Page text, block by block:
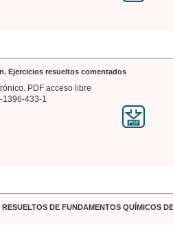
Ejercicios resueltos comentados
PDF acceso libre
1396-433-1
DE FUNDAMENTOS QUÍMICOS